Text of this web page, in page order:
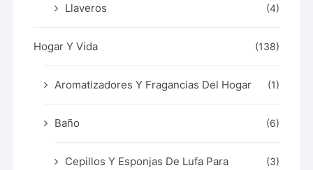
Llaveros (4)
Hogar Y Vida (138)
Aromatizadores Y Fragancias Del Hogar (1)
Baño (6)
Cepillos Y Esponjas De Lufa Para
(3)